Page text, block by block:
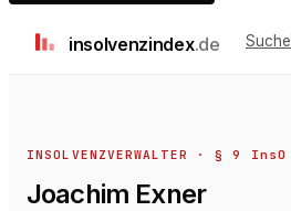
insolvenzindex.de Suche
INSOLVENZVERWALTER · § 9 InsO
Joachim Exner